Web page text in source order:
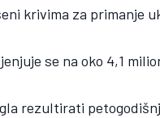
krivima za primanje
se na oko 4,1
rezultirati